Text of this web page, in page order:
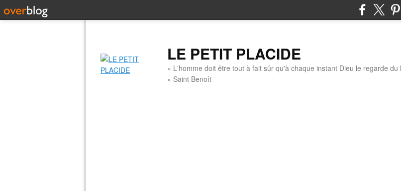
LE PETIT PLACIDE
« L'homme doit être tout à fait sûr qu'à chaque instant Dieu le regarde du
» Saint Benoît